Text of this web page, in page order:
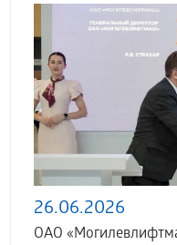
26.06.2026
ОАО